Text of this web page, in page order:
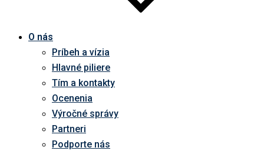
O nás
Príbeh a vízia
Hlavné piliere
Tím a kontakty
Ocenenia
Výročné správy
Partneri
Podporte nás